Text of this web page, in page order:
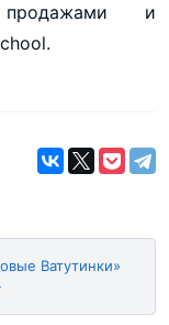
продажами и
Ватутинки»